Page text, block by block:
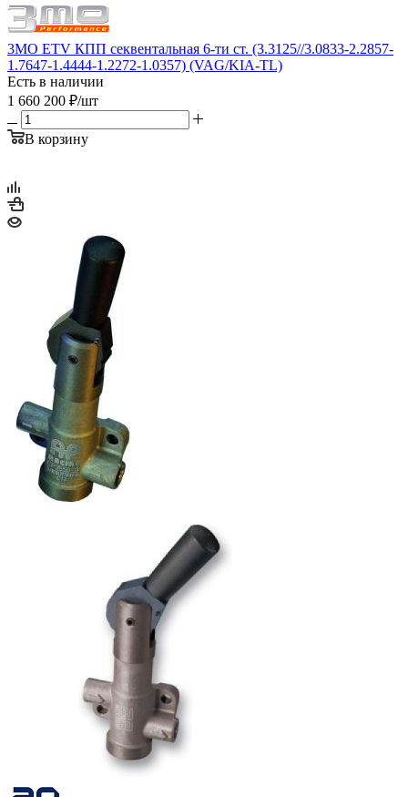
3MO ETV КПП секвентальная 6-ти ст. (3.3125//3.0833-2.2857-
1.7647-1.4444-1.2272-1.0357) (VAG/KIA-TL)
Есть в наличии
1 660 200 ₽/шт
В корзину